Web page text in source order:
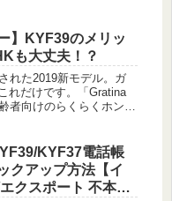
よね！？『Playストア』
ストール出来る...続きを
】KYF39のメリッ
も大丈夫！？
れた2019新モデル。ガ
れだけです。「Gratina
者向けのらくらくホンす
「KYF39」を使うメリッ
題に...続きを読む
KYF37電話帳
クアップ方法【イ
クスポート 不本意